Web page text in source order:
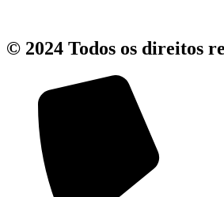
© 2024 Todos os direitos